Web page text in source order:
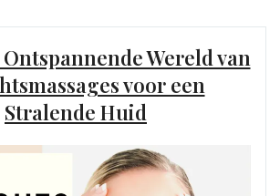
Wereld van
voor een
Stralende Huid